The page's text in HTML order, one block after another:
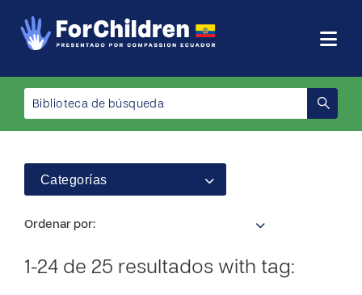
Categorías
Ordenar por:
1-24 de 25 resultados with tag: